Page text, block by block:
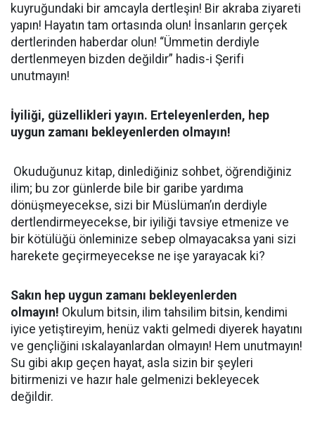
kuyruğundaki bir amcayla dertleşin! Bir akraba ziyareti
yapın! Hayatın tam ortasında olun! İnsanların gerçek
dertlerinden haberdar olun! “Ümmetin derdiyle
dertlenmeyen bizden değildir” hadis-i Şerifi
unutmayın!
İyiliği, güzellikleri yayın. Erteleyenlerden, hep
uygun zamanı bekleyenlerden olmayın!
Okuduğunuz kitap, dinlediğiniz sohbet, öğrendiğiniz
ilim; bu zor günlerde bile bir garibe yardıma
dönüşmeyecekse, sizi bir Müslüman’ın derdiyle
dertlendirmeyecekse, bir iyiliği tavsiye etmenize ve
bir kötülüğü önleminize sebep olmayacaksa yani sizi
harekete geçirmeyecekse ne işe yarayacak ki?
Sakın hep uygun zamanı bekleyenlerden
olmayın! Okulum bitsin, ilim tahsilim bitsin, kendimi
iyice yetiştireyim, henüz vakti gelmedi diyerek hayatını
ve gençliğini ıskalayanlardan olmayın! Hem unutmayın!
Su gibi akıp geçen hayat, asla sizin bir şeyleri
bitirmenizi ve hazır hale gelmenizi bekleyecek
değildir.